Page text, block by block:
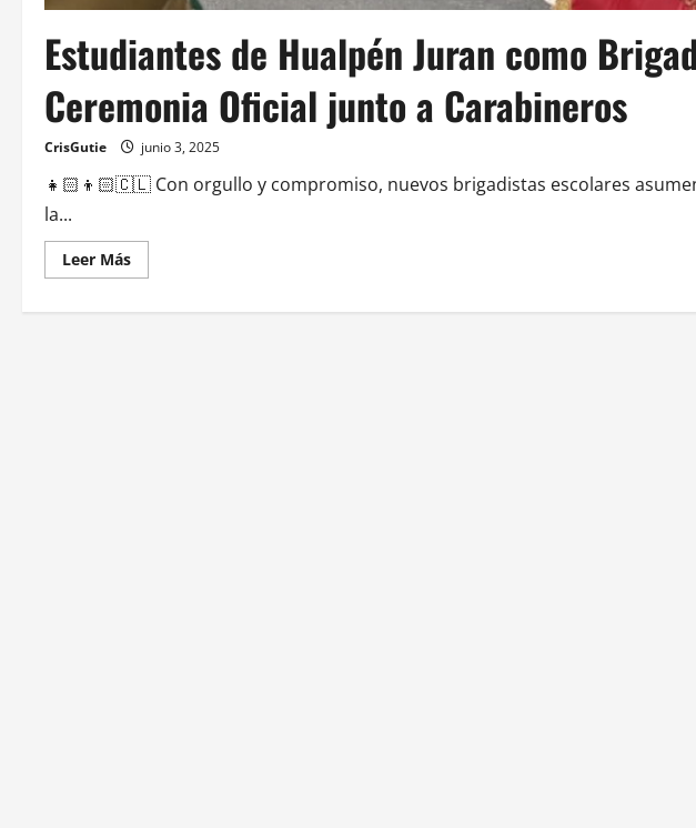
Estudiantes de Hualpén Juran como
Ceremonia Oficial junto a Carabineros
CrisGutie junio 3, 2025
👧🏻👦🏻🇨🇱 Con orgullo y compromiso, nuevos brigadistas escolares
la...
Leer Más